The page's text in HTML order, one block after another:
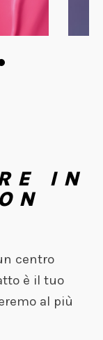
IN
centro
è il tuo
al più